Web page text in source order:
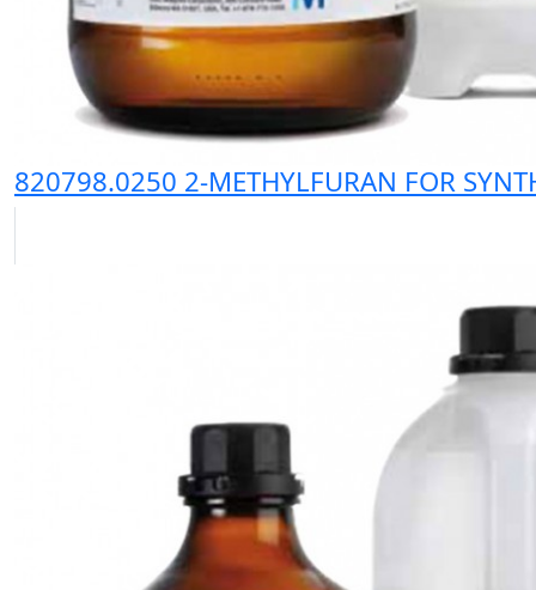
820798.0250 2-METHYLFURAN FOR